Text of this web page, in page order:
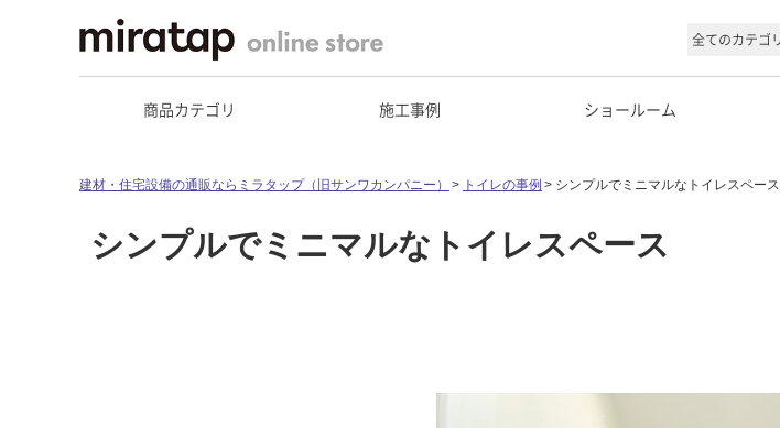
商品カテゴリ 施工事例 ショールーム
建材・住宅設備の通販ならミラタップ（旧サンワカンパニー） トイレの事例 シンプルでミニマルなトイレスペース
シンプルでミニマルなトイレスペース